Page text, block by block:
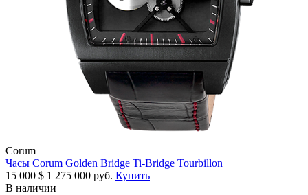
Corum
Часы Corum Golden Bridge Ti-Bridge Tourbillon
15 000 $ 1 275 000 руб. Купить
В наличии